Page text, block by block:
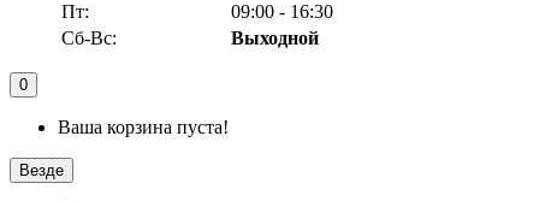
Пт:
09:00 - 16:30
Сб-Вс:
Выходной
0
Ваша корзина пуста!
Везде